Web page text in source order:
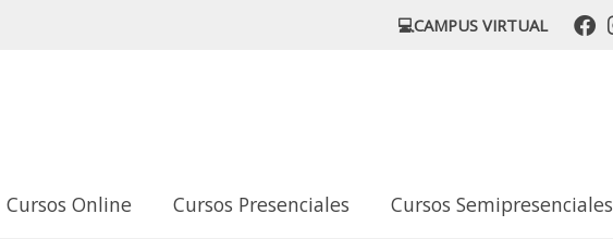
💻CAMPUS VIRTUAL
Cursos Online Cursos Presenciales Cursos Semipresenciales